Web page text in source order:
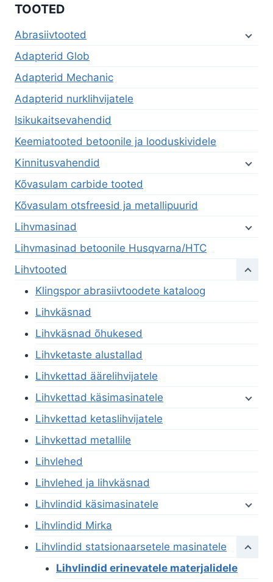
TOOTED
Abrasiivtooted
Adapterid Glob
Adapterid Mechanic
Adapterid nurklihvijatele
Isikukaitsevahendid
Keemiatooted betoonile ja looduskividele
Kinnitusvahendid
Kõvasulam carbide tooted
Kõvasulam otsfreesid ja metallipuurid
Lihvmasinad
Lihvmasinad betoonile Husqvarna/HTC
Lihvtooted
Klingspor abrasiivtoodete kataloog
Lihvkäsnad
Lihvkäsnad õhukesed
Lihvketaste alustallad
Lihvkettad äärelihvijatele
Lihvkettad käsimasinatele
Lihvkettad ketaslihvijatele
Lihvkettad metallile
Lihvlehed
Lihvlehed ja lihvkäsnad
Lihvlindid käsimasinatele
Lihvlindid Mirka
Lihvlindid statsionaarsetele masinatele
Lihvlindid erinevatele materjalidele